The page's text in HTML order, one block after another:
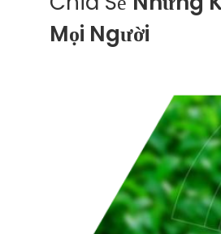
Mọi Người